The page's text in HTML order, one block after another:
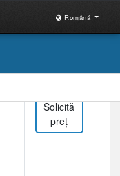
Română
Solicită
preț